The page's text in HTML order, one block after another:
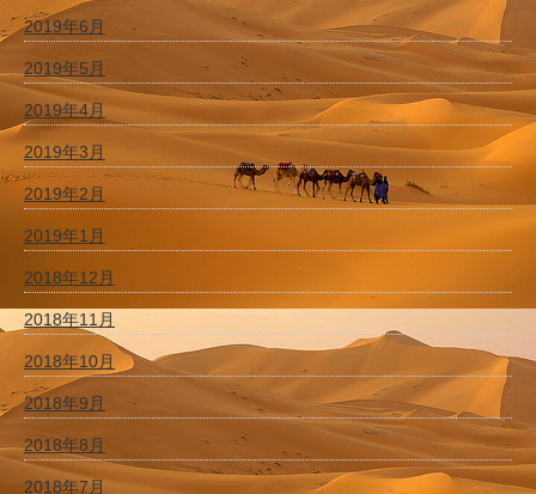
2019年6月
2019年5月
2019年4月
2019年3月
2019年2月
2019年1月
2018年12月
2018年11月
2018年10月
2018年9月
2018年8月
2018年7月